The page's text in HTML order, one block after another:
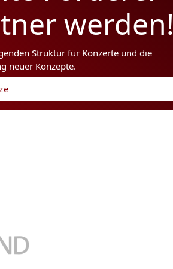
werden!
Struktur für Konzerte und die
neuer Konzepte.